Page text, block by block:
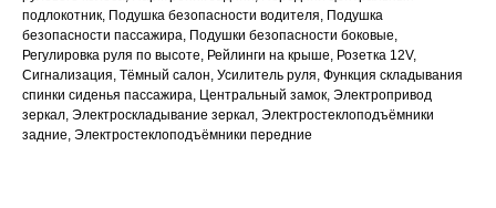
подлокотник, Подушка безопасности водителя, Подушка
безопасности пассажира, Подушки безопасности боковые,
Регулировка руля по высоте, Рейлинги на крыше, Розетка 12V,
Сигнализация, Тёмный салон, Усилитель руля, Функция складывания
спинки сиденья пассажира, Центральный замок, Электропривод
зеркал, Электроскладывание зеркал, Электростеклоподъёмники
задние, Электростеклоподъёмники передние